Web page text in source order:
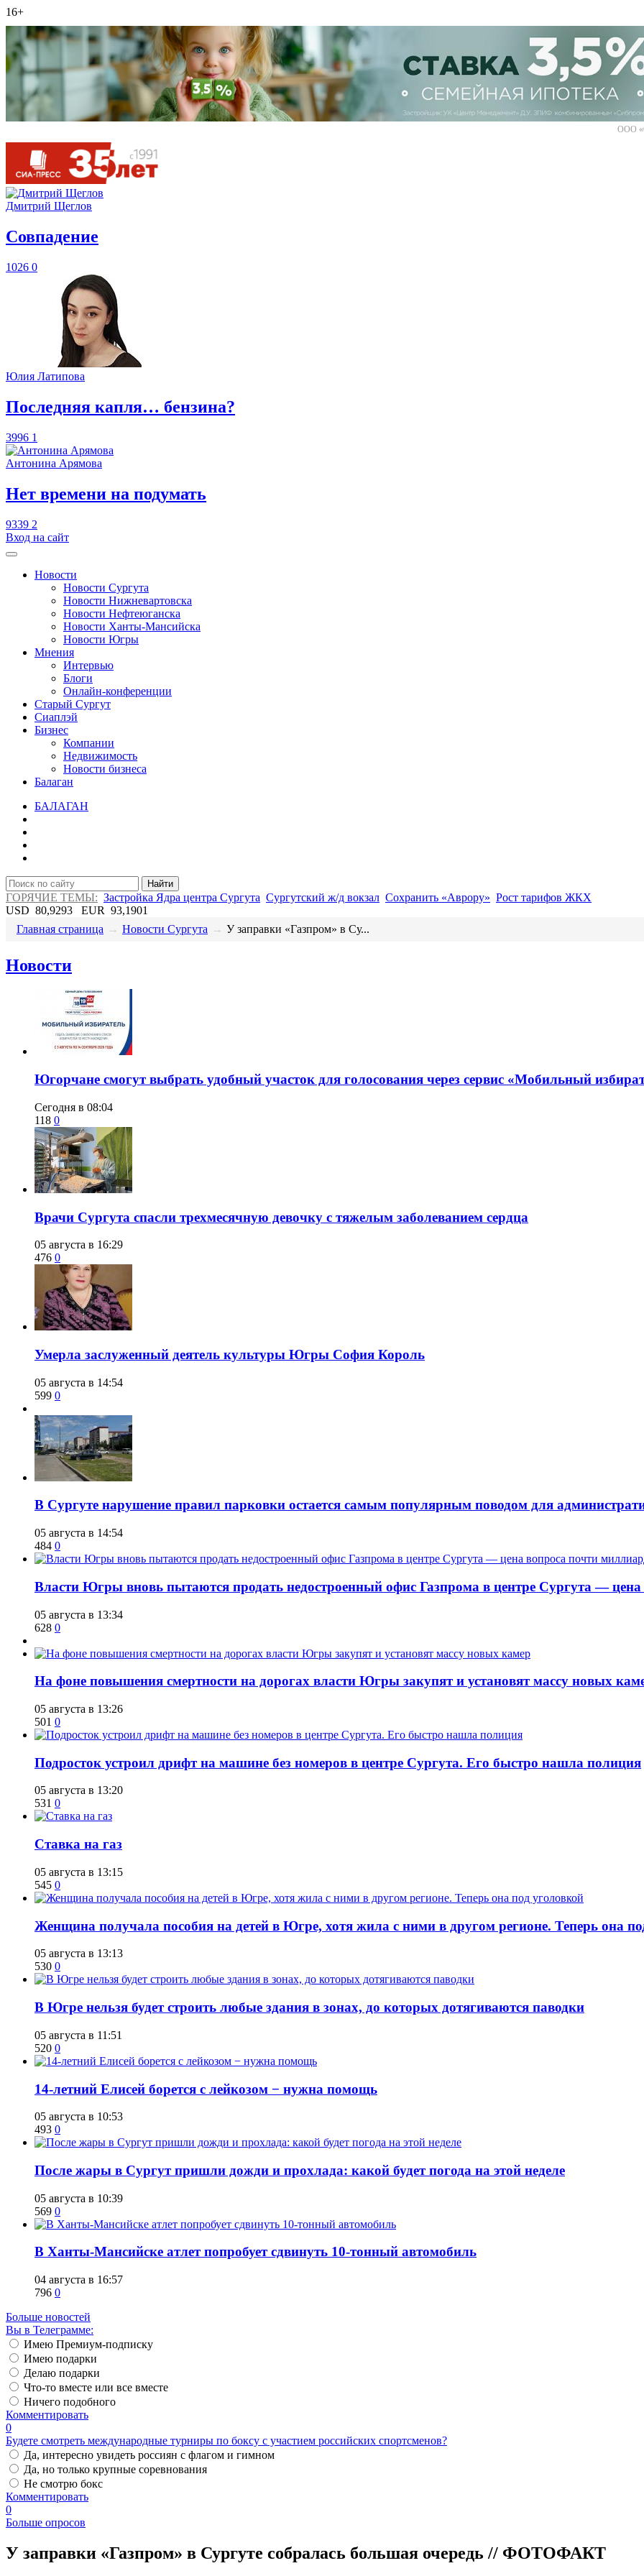
16+
ООО
Дмитрий Щеглов
​Совпадение
1026 0
Юлия Латипова
​Последняя капля… бензина?
3996 1
Антонина Арямова
​Нет времени на подумать
9339 2
Вход на сайт
Новости
Новости Сургута
Новости Нижневартовска
Новости Нефтеюганска
Новости Ханты-Мансийска
Новости Югры
Мнения
Интервью
Блоги
Онлайн-конференции
Старый Сургут
Сиаплэй
Бизнес
Компании
Недвижимость
Новости бизнеса
Балаган
БАЛАГАН
Найти
ГОРЯЧИЕ ТЕМЫ: Застройка Ядра центра Сургута Сургутский ж/д вокзал Сохранить «Аврору» Рост тарифов ЖКХ
USD 80,9293 EUR 93,1901
Главная страница → Новости Сургута → ​У заправки «Газпром» в Су...
Новости
Югорчане смогут выбрать удобный участок для голосования через сервис «Мобильный
Сегодня в 08:04
118 0
​Врачи Сургута спасли трехмесячную девочку с тяжелым заболеванием сердца
05 августа в 16:29
476 0
​Умерла заслуженный деятель культуры Югры София Король
05 августа в 14:54
599 0
В Сургуте нарушение правил парковки остается самым популярным поводом для
05 августа в 14:54
484 0
Власти Югры вновь пытаются продать недостроенный офис Газпрома в центре Сургута —
05 августа в 13:34
628 0
На фоне повышения смертности на дорогах власти Югры закупят и установят массу новых
05 августа в 13:26
501 0
Подросток устроил дрифт на машине без номеров в центре Сургута. Его быстро нашла полиция
05 августа в 13:20
531 0
Ставка на газ
05 августа в 13:15
545 0
Женщина получала пособия на детей в Югре, хотя жила с ними в другом регионе. Теперь она
05 августа в 13:13
530 0
В Югре нельзя будет строить любые здания в зонах, до которых дотягиваются паводки
05 августа в 11:51
520 0
14-летний Елисей борется с лейкозом − нужна помощь
05 августа в 10:53
493 0
​После жары в Сургут пришли дожди и прохлада: какой будет погода на этой неделе
05 августа в 10:39
569 0
​В Ханты-Мансийске атлет попробует сдвинуть 10-тонный автомобиль
04 августа в 16:57
796 0
Больше новостей
Вы в Телеграмме:
Имею Премиум-подписку
Имею подарки
Делаю подарки
Что-то вместе или все вместе
Ничего подобного
Комментировать
0
Будете смотреть международные турниры по боксу с участием российских спортсменов?
Да, интересно увидеть россиян с флагом и гимном
Да, но только крупные соревнования
Не смотрю бокс
Комментировать
0
Больше опросов
​У заправки «Газпром» в Сургуте собралась большая очередь // ФОТОФАКТ